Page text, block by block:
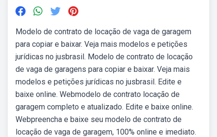
Modelo de contrato de locação de vaga de garagem
para copiar e baixar. Veja mais modelos e petições
jurídicas no jusbrasil. Modelo de contrato de locação
de vaga de garagens para copiar e baixar. Veja mais
modelos e petições jurídicas no jusbrasil. Edite e
baixe online. Webmodelo de contrato locação de
garagem completo e atualizado. Edite e baixe online.
Webpreencha e baixe seu modelo de contrato de
locação de vaga de garagem, 100% online e imediato.